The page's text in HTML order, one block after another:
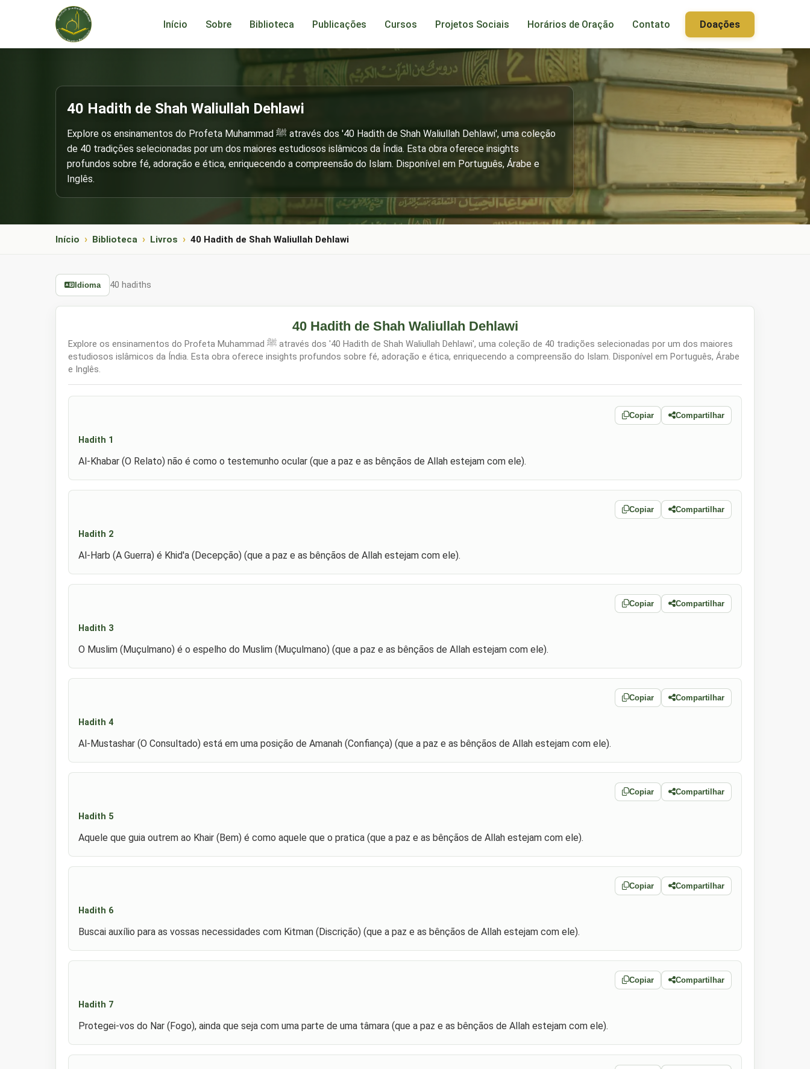
Início Sobre Biblioteca Publicações Cursos Projetos Sociais Horários de Oração Contato Doações
40 Hadith de Shah Waliullah Dehlawi
Explore os ensinamentos do Profeta Muhammad ﷺ através dos '40 Hadith de Shah Waliullah Dehlawi', uma coleção
de 40 tradições selecionadas por um dos maiores estudiosos islâmicos da Índia. Esta obra oferece insights
profundos sobre fé, adoração e ética, enriquecendo a compreensão do Islam. Disponível em Português, Árabe e
Inglês.
Início Biblioteca Livros 40 Hadith de Shah Waliullah Dehlawi
Idioma 40 hadiths
40 Hadith de Shah Waliullah Dehlawi
Explore os ensinamentos do Profeta Muhammad ﷺ através dos '40 Hadith de Shah Waliullah Dehlawi', uma coleção de 40 tradições selecionadas por um dos maiores
estudiosos islâmicos da Índia. Esta obra oferece insights profundos sobre fé, adoração e ética, enriquecendo a compreensão do Islam. Disponível em Português, Árabe
e Inglês.
Copiar Compartilhar
Hadith 1
Al-Khabar (O Relato) não é como o testemunho ocular (que a paz e as bênçãos de Allah estejam com ele).
Copiar Compartilhar
Hadith 2
Al-Harb (A Guerra) é Khid'a (Decepção) (que a paz e as bênçãos de Allah estejam com ele).
Copiar Compartilhar
Hadith 3
O Muslim (Muçulmano) é o espelho do Muslim (Muçulmano) (que a paz e as bênçãos de Allah estejam com ele).
Copiar Compartilhar
Hadith 4
Al-Mustashar (O Consultado) está em uma posição de Amanah (Confiança) (que a paz e as bênçãos de Allah estejam com ele).
Copiar Compartilhar
Hadith 5
Aquele que guia outrem ao Khair (Bem) é como aquele que o pratica (que a paz e as bênçãos de Allah estejam com ele).
Copiar Compartilhar
Hadith 6
Buscai auxílio para as vossas necessidades com Kitman (Discrição) (que a paz e as bênçãos de Allah estejam com ele).
Copiar Compartilhar
Hadith 7
Protegei-vos do Nar (Fogo), ainda que seja com uma parte de uma tâmara (que a paz e as bênçãos de Allah estejam com ele).